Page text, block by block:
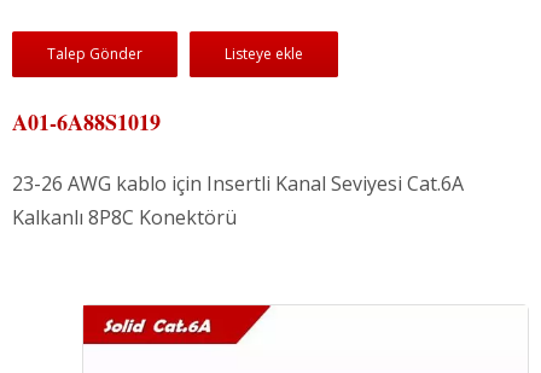
Talep Gönder Listeye ekle
A01-6A88S1019
23-26 AWG kablo için Insertli Kanal Seviyesi Cat.6A
Kalkanlı 8P8C Konektörü